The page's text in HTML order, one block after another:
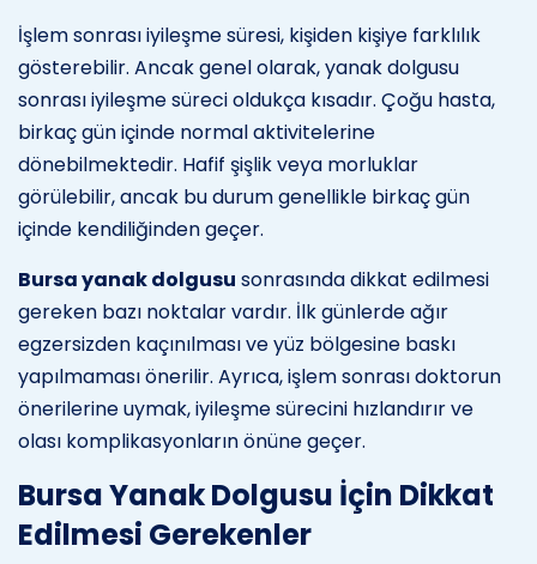
İşlem sonrası iyileşme süresi, kişiden kişiye farklılık
gösterebilir. Ancak genel olarak, yanak dolgusu
sonrası iyileşme süreci oldukça kısadır. Çoğu hasta,
birkaç gün içinde normal aktivitelerine
dönebilmektedir. Hafif şişlik veya morluklar
görülebilir, ancak bu durum genellikle birkaç gün
içinde kendiliğinden geçer.
Bursa yanak dolgusu sonrasında dikkat edilmesi
gereken bazı noktalar vardır. İlk günlerde ağır
egzersizden kaçınılması ve yüz bölgesine baskı
yapılmaması önerilir. Ayrıca, işlem sonrası doktorun
önerilerine uymak, iyileşme sürecini hızlandırır ve
olası komplikasyonların önüne geçer.
Bursa Yanak Dolgusu İçin Dikkat
Edilmesi Gerekenler